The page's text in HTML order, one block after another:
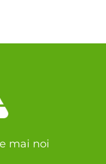
mai noi